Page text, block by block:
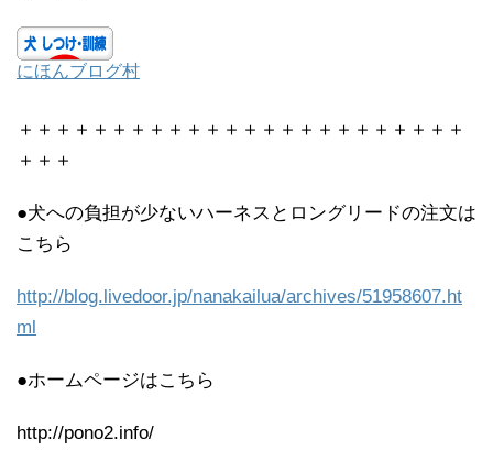
にほんブログ村
＋＋＋＋＋＋＋＋＋＋＋＋＋＋＋＋＋＋＋＋＋＋＋＋
＋＋＋
●犬への負担が少ないハーネスとロングリードの注文は
こちら
http://blog.livedoor.jp/nanakailua/archives/51958607.ht
ml
●ホームページはこちら
http://pono2.info/